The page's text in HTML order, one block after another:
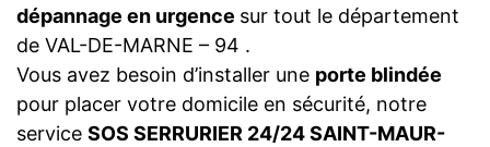
dépannage en urgence sur tout le département
de VAL-DE-MARNE – 94 .
Vous avez besoin d’installer une porte blindée
pour placer votre domicile en sécurité, notre
service SOS SERRURIER 24/24 SAINT-MAUR-